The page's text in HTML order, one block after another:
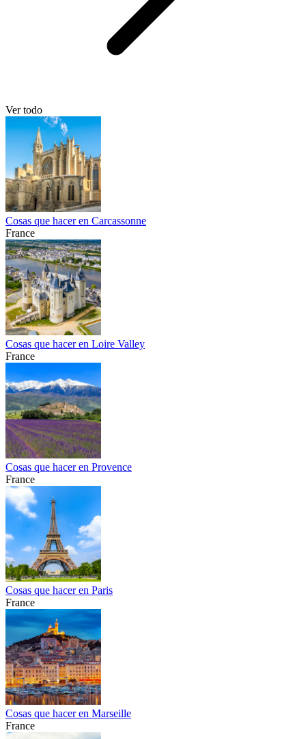
Ver todo
Cosas que hacer en Carcassonne
France
Cosas que hacer en Loire Valley
France
Cosas que hacer en Provence
France
Cosas que hacer en Paris
France
Cosas que hacer en Marseille
France